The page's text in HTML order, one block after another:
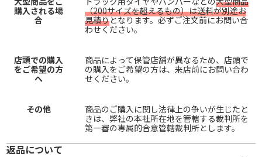
購入される場
合
（200サイズを超えるもの）は送料が別途お
見積りとなります。必ずご注文前にお問い合
わせください。
店頭での購入
をご希望の方
へ
商品によって保管店舗が異なるため、店頭で
の購入をご希望の方は、来店前にお問い合わ
せください。
その他
商品のご購入に関し法律上の争いが生じたと
きは、弊社の本社所在地を管轄する裁判所を
第一審の専属的合意管轄裁判所とします。
返品について